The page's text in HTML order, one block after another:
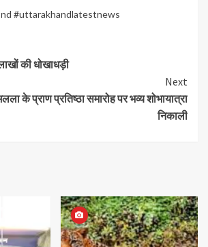
#uttarakhandlatestnews
की धोखाधड़ी
Next
के प्राण प्रतिष्ठा समारोह पर भव्य शोभायात्रा
निकाली